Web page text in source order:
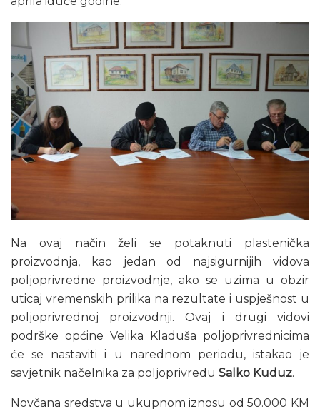
Na ovaj način želi se potaknuti plastenička
proizvodnja, kao jedan od najsigurnijih vidova
poljoprivredne proizvodnje, ako se uzima u obzir
uticaj vremenskih prilika na rezultate i uspješnost u
poljoprivrednoj proizvodnji. Ovaj i drugi vidovi
podrške općine Velika Kladuša poljoprivrednicima
će se nastaviti i u narednom periodu, istakao je
savjetnik načelnika za poljoprivredu Salko Kuduz.
Novčana sredstva u ukupnom iznosu od 50.000 KM